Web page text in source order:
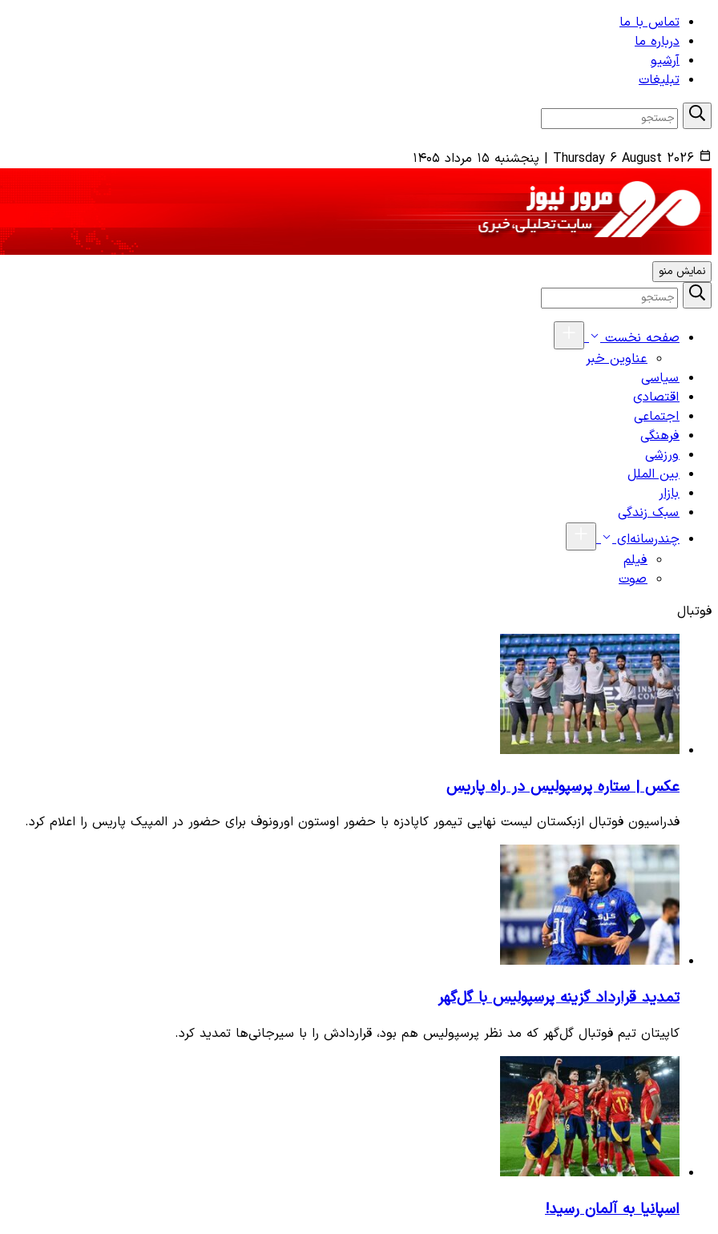
تماس با ما
درباره ما
آرشیو
تبلیغات
Thursday 6 August 2026
| پنجشنبه ۱۵ مرداد ۱۴۰۵
نمایش منو
صفحه نخست
عناوین خبر
سیاسی
اقتصادی
اجتماعی
فرهنگی
ورزشی
بین الملل
بازار
سبک زندگی
چندرسانه‌ای
فیلم
صوت
فوتبال
عکس | ستاره پرسپولیس در راه پاریس
فدراسیون فوتبال ازبکستان لیست نهایی تیمور کاپادزه با حضور اوستون اورونوف برای حضور در المپیک پاریس را اعلام کرد.
تمدید قرارداد گزینه پرسپولیس با گل‌گهر
کاپیتان تیم فوتبال گل‌گهر که مد نظر پرسپولیس هم بود، قراردادش را با سیرجانی‌ها تمدید کرد.
اسپانیا به آلمان رسید!